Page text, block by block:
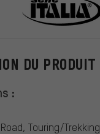
DU PRODUIT
:
Touring/Trekking